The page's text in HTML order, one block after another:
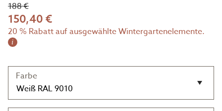
188 €
150,40 €
20 % Rabatt auf ausgewählte Wintergartenelemente.
i
Farbe